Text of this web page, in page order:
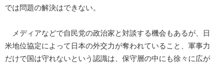
では問題の解決はできない。
メディアなどで自民党の政治家と対談する機会もあるが、日
米地位協定によって日本の外交力が奪われていること、軍事力
だけで国は守れないという認識は、保守層の中にも徐々に広が